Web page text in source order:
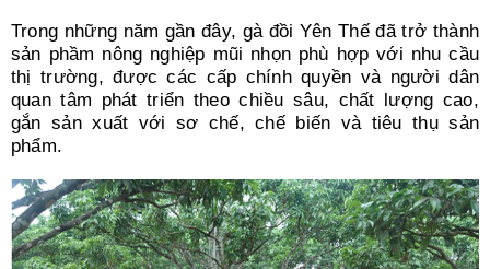
Trong những năm gần đây, gà đồi Yên Thế đã trở thành
sản phầm nông nghiệp mũi nhọn phù hợp với nhu cầu
thị trường, được các cấp chính quyền và người dân
quan tâm phát triển theo chiều sâu, chất lượng cao,
gắn sản xuất với sơ chế, chế biến và tiêu thụ sản
phẩm.